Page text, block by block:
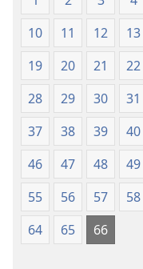
10
11 12 13
19
20 21 22
28
29 30 31
37
38 39 40
46
47 48 49
55
56 57 58
64
65 66